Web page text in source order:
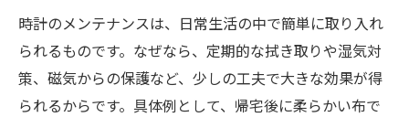
時計のメンテナンスは、日常生活の中で簡単に取り入れ
られるものです。なぜなら、定期的な拭き取りや湿気対
策、磁気からの保護など、少しの工夫で大きな効果が得
られるからです。具体例として、帰宅後に柔らかい布で